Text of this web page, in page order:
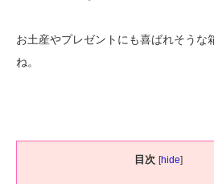
お土産やプレゼントにも喜ばれそうな
ね。
目次 [hide]